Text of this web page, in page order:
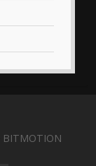
BITMOTION